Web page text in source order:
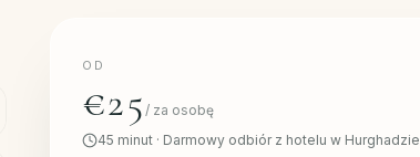
OD
€25/ za osobę
45 minut · Darmowy odbiór z hotelu w Hurghadzie